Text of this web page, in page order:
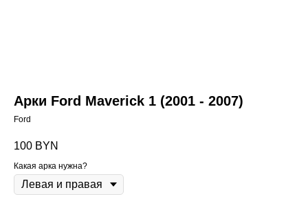
Арки Ford Maverick 1 (2001 - 2007)
Ford
100 BYN
Какая арка нужна?